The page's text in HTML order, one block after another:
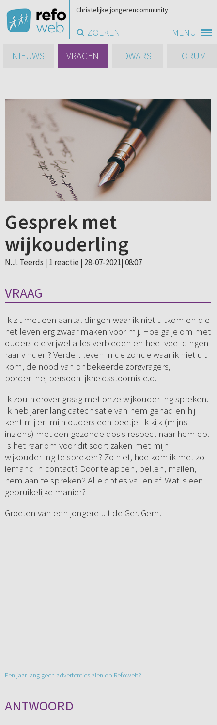
MENU
Christelijke jongerencommunity
ZOEKEN
NIEUWS
VRAGEN DWARS FORUM
Gesprek met
wijkouderling
N.J. Teerds | 1 reactie | 28-07-2021| 08:07
VRAAG
Ik zit met een aantal dingen waar ik niet uitkom en die
het leven erg zwaar maken voor mij. Hoe ga je om met
ouders die vrijwel alles verbieden en heel veel dingen
raar vinden? Verder: leven in de zonde waar ik niet uit
kom, de nood van onbekeerde zorgvragers,
borderline, persoonlijkheidsstoornis e.d.
Ik zou hierover graag met onze wijkouderling spreken.
Ik heb jarenlang catechisatie van hem gehad en hij
kent mij en mijn ouders een beetje. Ik kijk (mijns
inziens) met een gezonde dosis respect naar hem op.
Is het raar om voor dit soort zaken met mijn
wijkouderling te spreken? Zo niet, hoe kom ik met zo
iemand in contact? Door te appen, bellen, mailen,
hem aan te spreken? Alle opties vallen af. Wat is een
gebruikelijke manier?
Groeten van een jongere uit de Ger. Gem.
Een jaar lang geen advertenties zien op Refoweb?
ANTWOORD